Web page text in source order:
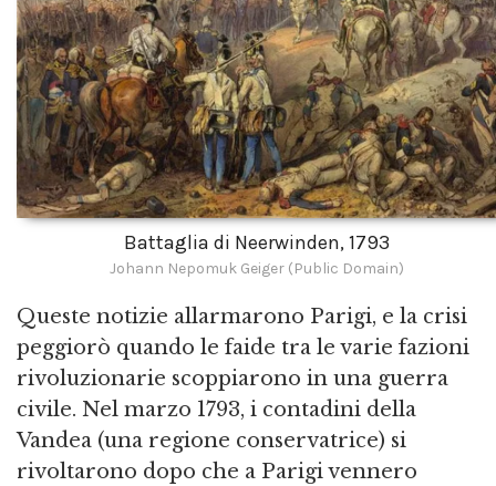
Battaglia di Neerwinden, 1793
Johann Nepomuk Geiger (Public Domain)
Queste notizie allarmarono Parigi, e la crisi
peggiorò quando le faide tra le varie fazioni
rivoluzionarie scoppiarono in una guerra
civile. Nel marzo 1793, i contadini della
Vandea (una regione conservatrice) si
rivoltarono dopo che a Parigi vennero